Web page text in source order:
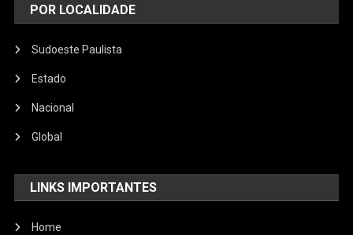
POR LOCALIDADE
Sudoeste Paulista
Estado
Nacional
Global
LINKS IMPORTANTES
Home